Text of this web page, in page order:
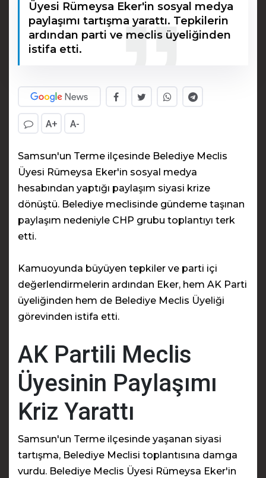
Üyesi Rümeysa Eker'in sosyal medya
paylaşımı tartışma yarattı. Tepkilerin
ardından parti ve meclis üyeliğinden
istifa etti.
A+ A-
Samsun'un Terme ilçesinde Belediye Meclis
Üyesi Rümeysa Eker'in sosyal medya
hesabından yaptığı paylaşım siyasi krize
dönüştü. Belediye meclisinde gündeme taşınan
paylaşım nedeniyle CHP grubu toplantıyı terk
etti.
Kamuoyunda büyüyen tepkiler ve parti içi
değerlendirmelerin ardından Eker, hem AK Parti
üyeliğinden hem de Belediye Meclis Üyeliği
görevinden istifa etti.
AK Partili Meclis
Üyesinin Paylaşımı
Kriz Yarattı
Samsun'un Terme ilçesinde yaşanan siyasi
tartışma, Belediye Meclisi toplantısına damga
vurdu. Belediye Meclis Üyesi Rümeysa Eker'in